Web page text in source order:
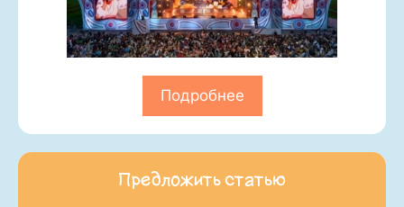
Подробнее
Предложить статью